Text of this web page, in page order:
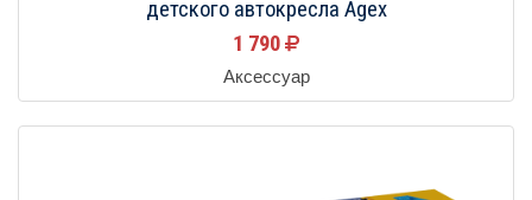
детского автокресла Agex
1 790
Аксессуар